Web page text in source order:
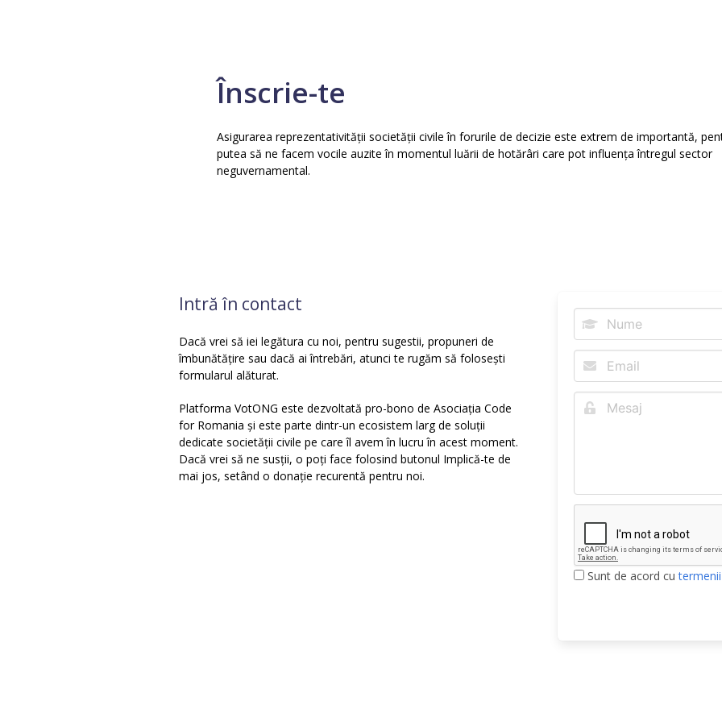
Înscrie-te
Asigurarea reprezentativității societății civile în forurile de decizie este extrem de importantă,
putea să ne facem vocile auzite în momentul luării de hotărâri care pot influența întregul sector
neguvernamental.
Intră în contact
Dacă vrei să iei legătura cu noi, pentru sugestii, propuneri de
îmbunătățire sau dacă ai întrebări, atunci te rugăm să folosești
formularul alăturat.
Platforma VotONG este dezvoltată pro-bono de Asociația Code
for Romania și este parte dintr-un ecosistem larg de soluții
dedicate societății civile pe care îl avem în lucru în acest moment.
Dacă vrei să ne susții, o poți face folosind butonul Implică-te de
mai jos, setând o donație recurentă pentru noi.
Sunt de acord cu